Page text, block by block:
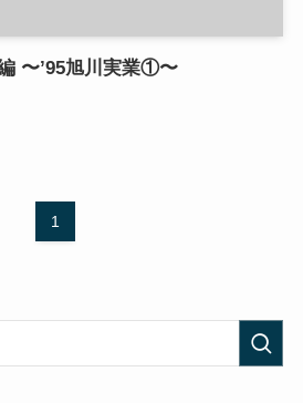
〜’95旭川実業①〜
1